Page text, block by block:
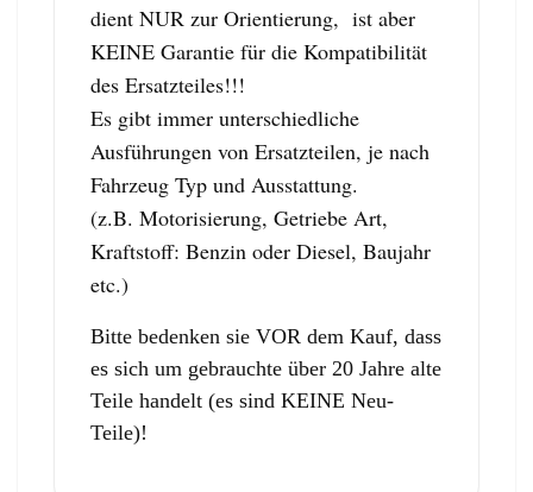
dient NUR zur Orientierung, ist aber
KEINE Garantie für die Kompatibilität
des Ersatzteiles!!!
Es gibt immer unterschiedliche
Ausführungen von Ersatzteilen, je nach
Fahrzeug Typ und Ausstattung.
(z.B. Motorisierung, Getriebe Art,
Kraftstoff: Benzin oder Diesel, Baujahr
etc.)
Bitte bedenken sie VOR dem Kauf, dass
es sich um gebrauchte über 20 Jahre alte
Teile handelt (es sind KEINE Neu-
Teile)!